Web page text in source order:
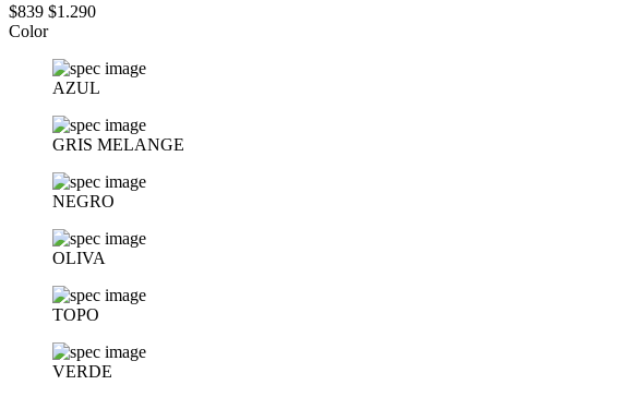
$839 $1.290
Color
AZUL
GRIS MELANGE
NEGRO
OLIVA
TOPO
VERDE